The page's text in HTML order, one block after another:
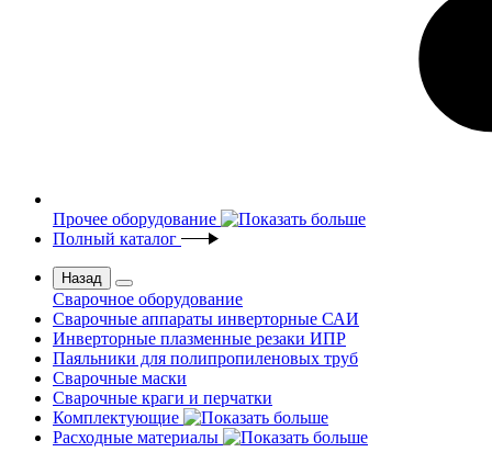
Прочее оборудование
Полный каталог
Назад
Сварочное оборудование
Сварочные аппараты инверторные САИ
Инверторные плазменные резаки ИПР
Паяльники для полипропиленовых труб
Сварочные маски
Сварочные краги и перчатки
Комплектующие
Расходные материалы